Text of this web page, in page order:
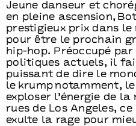
Jeune danseur et
en pleine ascension,
prestigieux prix dans
pour être le prochain
hip-hop. Préoccupé
politiques actuels, il
puissant de dire le
le krump notamment,
exploser l’énergie de
rues de Los Angeles,
exulte la rage pour